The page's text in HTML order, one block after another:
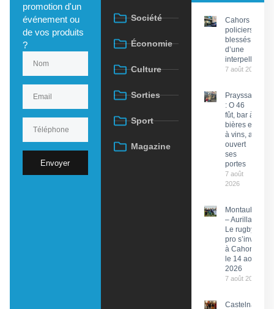
promotion d'un
événement ou
de vos produits
?
Envoyer
Société
Économie
Culture
Sorties
Sport
Magazine
Cahors : Des
policiers
blessés lors
d’une
interpellation
7 août 2026
Prayssac
: O 46
fût, bar à
bières et
à vins, a
ouvert
ses
portes
7 août
2026
Montauban
– Aurillac :
Le rugby
pro s’invite
à Cahors
le 14 août
2026
7 août 2026
Castelnau-